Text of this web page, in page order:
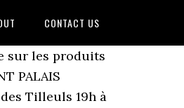
CONTACT US
sur les produits
PALAIS
des Tilleuls 19h à